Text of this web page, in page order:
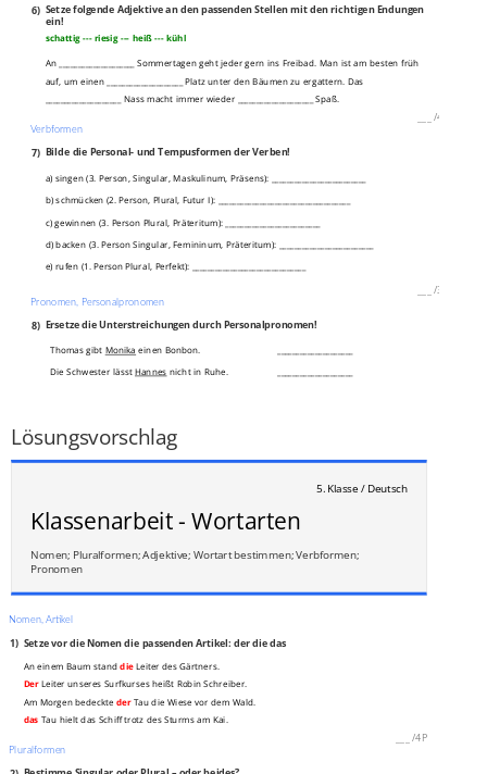
6) Setze folgende Adjektive an den passenden Stellen mit den richtigen Endungen
ein!
schattig --- riesig --- heiß --- kühl
An ____________________ Sommertagen geht jeder gern ins Freibad. Man ist am besten früh
auf, um einen ____________________ Platz unter den Bäumen zu ergattern. Das
____________________ Nass macht immer wieder ____________________ Spaß.
/4P
Verbformen
7) Bilde die Personal- und Tempusformen der Verben!
a) singen (3. Person, Singular, Maskulinum, Präsens): _________________________
b) schmücken (2. Person, Plural, Futur I): ___________________________________
c) gewinnen (3. Person Plural, Präteritum): _________________________
d) backen (3. Person Singular, Femininum, Präteritum): _________________________
e) rufen (1. Person Plural, Perfekt): ______________________________
/3P
Pronomen, Personalpronomen
8) Ersetze die Unterstreichungen durch Personalpronomen!
Thomas gibt Monika einen Bonbon.
Die Schwester lässtHannes nicht in Ruhe.
Lösungsvorschlag
5. Klasse / Deutsch
Klassenarbeit - Wortarten
Nomen; Pluralformen; Adjektive; Wortart bestimmen; Verbformen;
Pronomen
Nomen, Artikel
1) Setze vor die Nomen die passenden Artikel: der die das
An einem Baum standdieLeiter des Gärtners.
DerLeiter unseres Surfkurses heißt Robin Schreiber.
Am Morgen bedeckte derTau die Wiese vor dem Wald.
das Tau hielt das Schiff trotz des Sturms am Kai.
/4P
Pluralformen